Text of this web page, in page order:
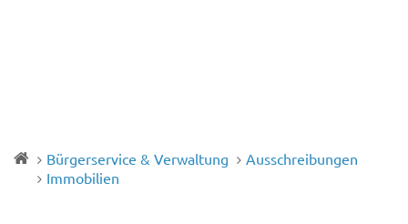
Bürgerservice & Verwaltung
Ausschreibungen
Immobilien